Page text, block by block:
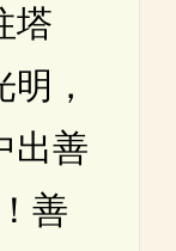
塔
，
出善
善